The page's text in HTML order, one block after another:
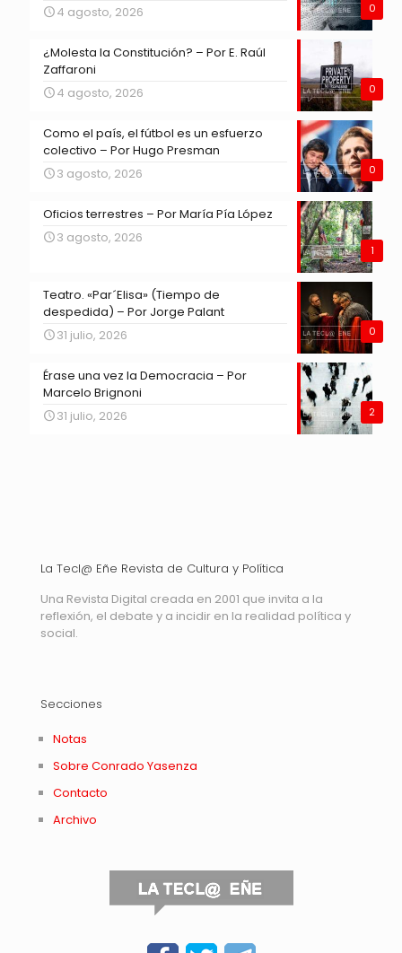
0
4 agosto, 2026
0
¿Molesta la Constitución? – Por E. Raúl
Zaffaroni
4 agosto, 2026
0
Como el país, el fútbol es un esfuerzo
colectivo – Por Hugo Presman
3 agosto, 2026
1
Oficios terrestres – Por María Pía López
3 agosto, 2026
0
Teatro. «Par´Elisa» (Tiempo de
despedida) – Por Jorge Palant
31 julio, 2026
2
Érase una vez la Democracia – Por
Marcelo Brignoni
31 julio, 2026
La Tecl@ Eñe Revista de Cultura y Política
Una Revista Digital creada en 2001 que invita a la
reflexión, el debate y a incidir en la realidad política y
social.
Secciones
Notas
Sobre Conrado Yasenza
Contacto
Archivo